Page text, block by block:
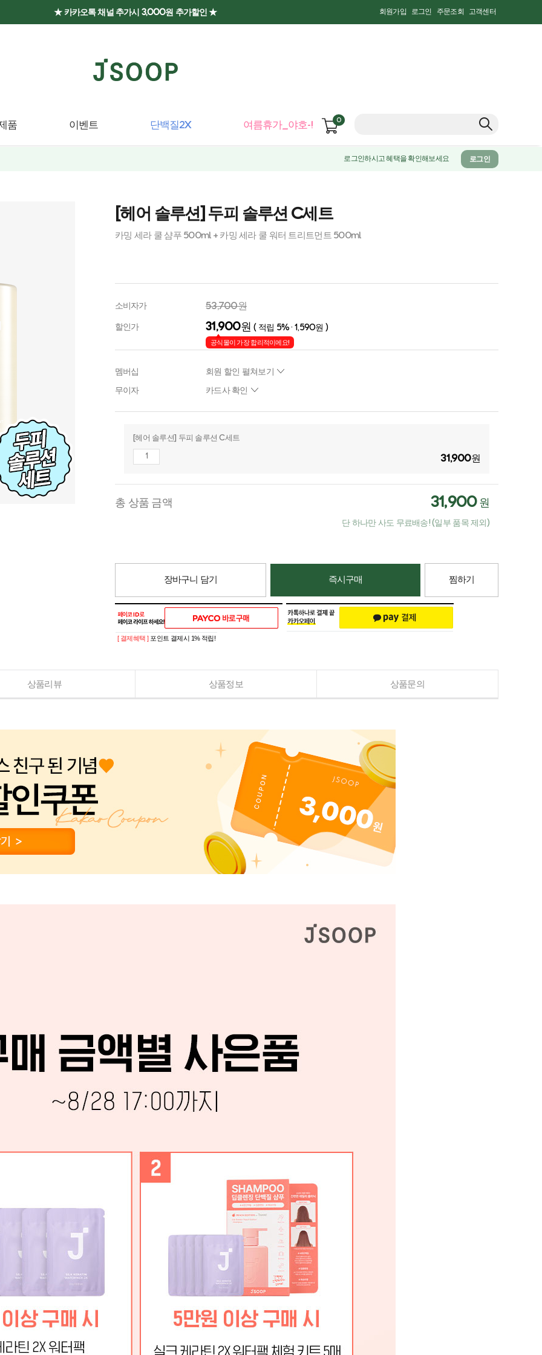
★ 카카오톡 채널 추가시 3,000원 추가할인 ★ 회원가입 로그인 주문조회 고객센터
품 이벤트 단백질2X 여름휴가_야호-! 0
로그인하시고 혜택을 확인해보세요 로그인
[헤어 솔루션] 두피 솔루션 C세트
카밍 세라 쿨 샴푸 500ml + 카밍 세라 쿨 워터 트리트먼트 500ml
소비자가 53,700원
할인가 31,900원 ( 적립 5% · 1,590원 )
공식몰이 가장 합리적이에요!
멤버십
회원 할인 펼쳐보기
무이자
카드사 확인
[헤어 솔루션] 두피 솔루션 C세트
31,900원
단 하나만 사도 무료배송! (일부 품목 제외)
총 상품 금액 31,900원
장바구니 담기 즉시구매 찜하기
[ 결제혜택 ] 포인트 결제시 1% 적립!
상품리뷰 상품정보 상품문의